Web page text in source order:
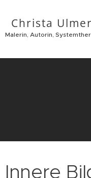
Christa
Malerin, Autorin,
Innere